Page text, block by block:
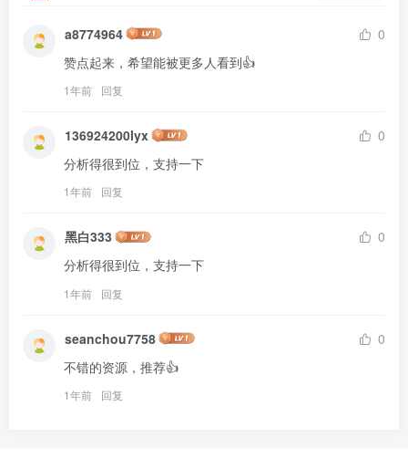
a8774964
0
赞点起来，希望能被更多人看到👍
1年前 回复
136924200lyx
0
分析得很到位，支持一下
1年前 回复
黑白333
0
分析得很到位，支持一下
1年前 回复
seanchou7758
0
不错的资源，推荐👍
1年前 回复